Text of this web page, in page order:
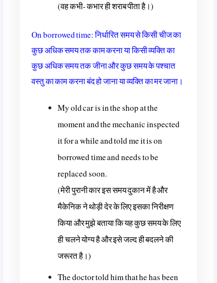
(वह कभी- कभार ही शराब पीता है।)
On borrowed time: निर्धारित समय से किसी चीज का
कुछ अधिक समय तक काम करना या किसी व्यक्ति का
कुछ अधिक समय तक जीना और कुछ समय के पश्चात
वस्तु का काम करना बंद हो जाना या व्यक्ति का मर जाना।
My old car is in the shop at the
moment and the mechanic inspected
it for a while and told me it is on
borrowed time and needs to be
replaced soon.
(मेरी पुरानी कार इस समय दुकान में है और
मैकेनिक ने थोड़ी देर के लिए इसका निरीक्षण
किया और मुझे बताया कि यह कुछ समय के लिए
ही चलने योग्य है और इसे जल्द ही बदलने की
जरूरत है।)
The doctor told him that he has been